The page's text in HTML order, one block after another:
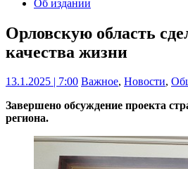
Об издании
Орловскую область
качества жизни
13.1.2025 | 7:00 Важное, Новости,
Завершено обсуждение проекта
региона.